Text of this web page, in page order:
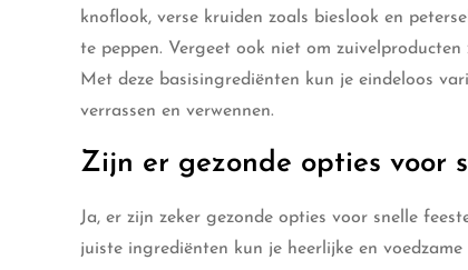
knoflook, verse kruiden zoals bieslook en
te peppen. Vergeet ook niet om
Met deze basisingrediënten kun je eindeloos
verrassen en verwennen.
Zijn er gezonde opties voor
Ja, er zijn zeker gezonde opties voor snelle
juiste ingrediënten kun je heerlijke en